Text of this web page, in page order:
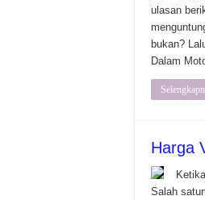
ulasan
bukan?
Dalam
Harga
Salah